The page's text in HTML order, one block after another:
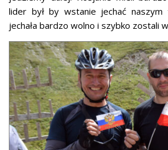
lider był by wstanie jechać
jechała bardzo wolno i szybko zostali